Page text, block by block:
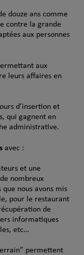
douze ans comme
contre la grande
aux personnes
aux
leurs affaires en
d’insertion et
qui gagnent en
administrative.
avec :
et une
nombreux
nous avons mis
pour le restaurant
de
informatiques
etc…
permettent